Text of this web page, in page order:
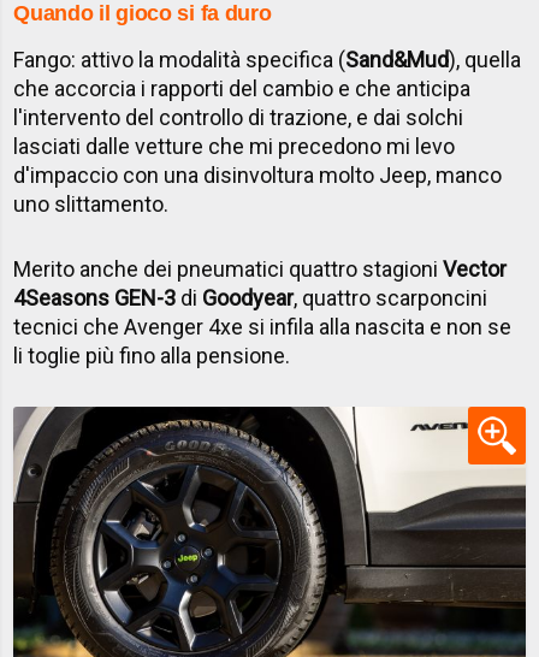
Quando il gioco si fa duro
Fango: attivo la modalità specifica (Sand&Mud), quella
che accorcia i rapporti del cambio e che anticipa
l'intervento del controllo di trazione, e dai solchi
lasciati dalle vetture che mi precedono mi levo
d'impaccio con una disinvoltura molto Jeep, manco
uno slittamento.
Merito anche dei pneumatici quattro stagioniVector
4Seasons GEN-3 di Goodyear, quattro scarponcini
tecnici che Avenger 4xe si infila alla nascita e non se
li toglie più fino alla pensione.